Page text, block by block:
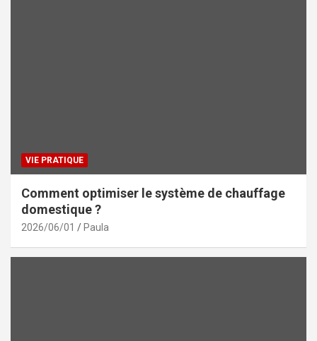
VIE PRATIQUE
Comment optimiser le système de chauffage
domestique ?
2026/06/01 Paula